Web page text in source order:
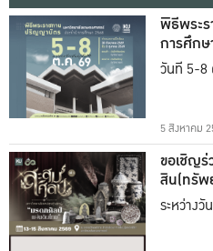
พิธีพระ
การศึกษ
วันที่ 5-8
5 สิงหาคม
ขอเชิญร่
สิน(ทรั
ระหว่าง